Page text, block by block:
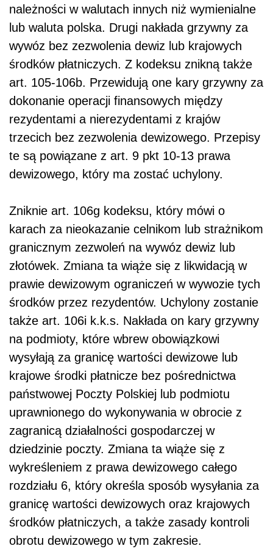
należności w walutach innych niż wymienialne
lub waluta polska. Drugi nakłada grzywny za
wywóz bez zezwolenia dewiz lub krajowych
środków płatniczych. Z kodeksu znikną także
art. 105-106b. Przewidują one kary grzywny za
dokonanie operacji finansowych między
rezydentami a nierezydentami z krajów
trzecich bez zezwolenia dewizowego. Przepisy
te są powiązane z art. 9 pkt 10-13 prawa
dewizowego, który ma zostać uchylony.
Zniknie art. 106g kodeksu, który mówi o
karach za nieokazanie celnikom lub strażnikom
granicznym zezwoleń na wywóz dewiz lub
złotówek. Zmiana ta wiąże się z likwidacją w
prawie dewizowym ograniczeń w wywozie tych
środków przez rezydentów. Uchylony zostanie
także art. 106i k.k.s. Nakłada on kary grzywny
na podmioty, które wbrew obowiązkowi
wysyłają za granicę wartości dewizowe lub
krajowe środki płatnicze bez pośrednictwa
państwowej Poczty Polskiej lub podmiotu
uprawnionego do wykonywania w obrocie z
zagranicą działalności gospodarczej w
dziedzinie poczty. Zmiana ta wiąże się z
wykreśleniem z prawa dewizowego całego
rozdziału 6, który określa sposób wysyłania za
granicę wartości dewizowych oraz krajowych
środków płatniczych, a także zasady kontroli
obrotu dewizowego w tym zakresie.